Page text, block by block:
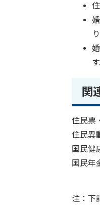
す
関
住民票
住民異
国民健
国民年
注：下